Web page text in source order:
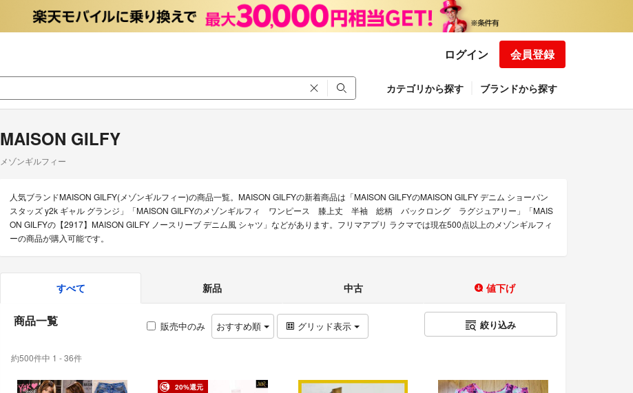
ログイン 会員登録
カテゴリから探す ブランドから探す
MAISON GILFY
メゾンギルフィー
人気ブランドMAISON GILFY(メゾンギルフィー)の商品一覧。MAISON GILFYの新着商品は「MAISON GILFYのMAISON GILFY デニム ショーパン
スタッズ y2k ギャル グランジ」「MAISON GILFYのメゾンギルフィ ワンピース 膝上丈 半袖 総柄 バックロング ラグジュアリー」「MAIS
ON GILFYの【2917】MAISON GILFY ノースリーブ デニム風 シャツ」などがあります。フリマアプリ ラクマでは現在500点以上のメゾンギルフィ
ーの商品が購入可能です。
すべて 新品 中古 値下げ
商品一覧 販売中のみ おすすめ順 グリッド表示 絞り込み
約500件中 1 - 36件
20%還元